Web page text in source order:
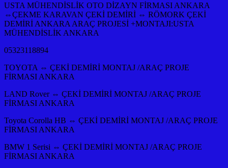
USTA MÜHENDİSLİK OTO DİZAYN FİRMASI ANKARA
⇔ÇEKME KARAVAN ÇEKİ DEMİRİ ⇔ RÖMORK ÇEKİ
DEMİRİ ANKARA ARAÇ PROJESİ +MONTAJI:USTA
MÜHENDİSLİK ANKARA
05323118894
TOYOTA ⇔ ÇEKİ DEMİRİ MONTAJ /ARAÇ PROJE
FİRMASI ANKARA
LAND Rover ⇔ ÇEKİ DEMİRİ MONTAJ /ARAÇ PROJE
FİRMASI ANKARA
Toyota Corolla HB ⇔ ÇEKİ DEMİRİ MONTAJ /ARAÇ PROJE
FİRMASI ANKARA
BMW 1 Serisi ⇔ ÇEKİ DEMİRİ MONTAJ /ARAÇ PROJE
FİRMASI ANKARA